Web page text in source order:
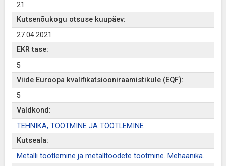
21
Kutsenõukogu otsuse kuupäev:
27.04.2021
EKR tase:
5
Viide Euroopa kvalifikatsiooniraamistikule (EQF):
5
Valdkond:
TEHNIKA, TOOTMINE JA TÖÖTLEMINE
Kutseala:
Metalli töötlemine ja metalltoodete tootmine. Mehaanika.